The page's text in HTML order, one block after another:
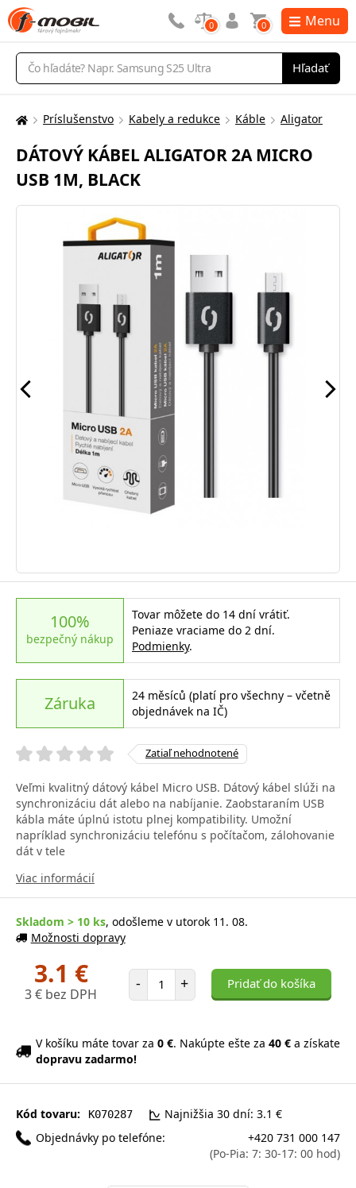
Vyhľadávanie
Hľadať
0 0 Menu
Tu
nachádzate:
Príslušenstvo Kabely a redukce Káble Aligator
DÁTOVÝ KÁBEL ALIGATOR 2A MICRO
USB 1M, BLACK
100%
bezpečný nákup
Tovar môžete do 14 dní vrátiť.
Peniaze vraciame do 2 dní.
Podmienky.
Záruka
24 měsíců (platí pro všechny – včetně
objednávek na IČ)
Zatiaľ nehodnotené
Veľmi kvalitný dátový kábel Micro USB. Dátový kábel slúži na
synchronizáciu dát alebo na nabíjanie. Zaobstaraním USB
kábla máte úplnú istotu plnej kompatibility. Umožní
napríklad synchronizáciu telefónu s počítačom, zálohovanie
dát v tele
Viac informácií
Skladom > 10 ks, odošleme v utorok 11. 08.
Možnosti dopravy
3.1 €
3 € bez DPH
- Počet položiek
+ Pridať do košíka
V košíku máte tovar za 0 €. Nakúpte ešte za 40 € a získate
dopravu zadarmo!
Kód tovaru: K070287
Najnižšia 30 dní: 3.1 €
Objednávky po telefóne:
+420 731 000 147
(Po-Pia: 7: 30-17: 00 hod)